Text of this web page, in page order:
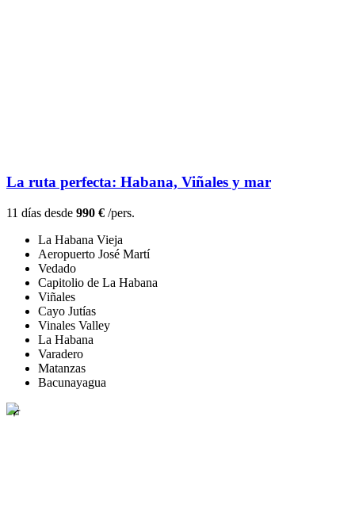
La ruta perfecta: Habana, Viñales y mar
11 días desde 990 € /pers.
La Habana Vieja
Aeropuerto José Martí
Vedado
Capitolio de La Habana
Viñales
Cayo Jutías
Vinales Valley
La Habana
Varadero
Matanzas
Bacunayagua